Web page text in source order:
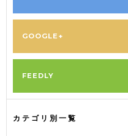
GOOGLE+
FEEDLY
カテゴリ別一覧